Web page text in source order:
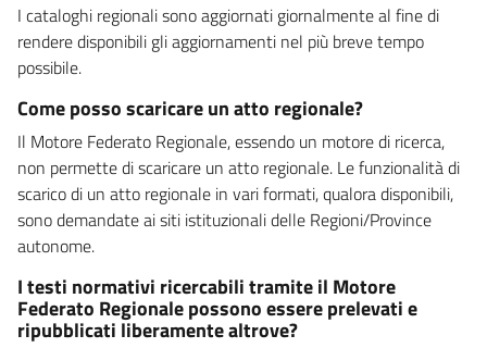
I cataloghi regionali sono aggiornati giornalmente al fine di
rendere disponibili gli aggiornamenti nel più breve tempo
possibile.
Come posso scaricare un atto regionale?
Il Motore Federato Regionale, essendo un motore di ricerca,
non permette di scaricare un atto regionale. Le funzionalità di
scarico di un atto regionale in vari formati, qualora disponibili,
sono demandate ai siti istituzionali delle Regioni/Province
autonome.
I testi normativi ricercabili tramite il Motore
Federato Regionale possono essere prelevati e
ripubblicati liberamente altrove?